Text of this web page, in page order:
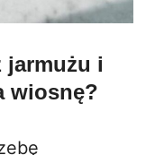
jarmużu i
wiosnę?